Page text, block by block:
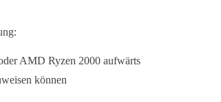
AMD Ryzen 2000 aufwärts
können